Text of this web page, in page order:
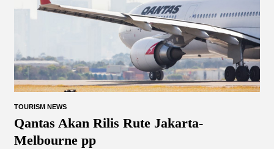
TOURISM NEWS
Qantas Akan Rilis Rute Jakarta-
Melbourne pp